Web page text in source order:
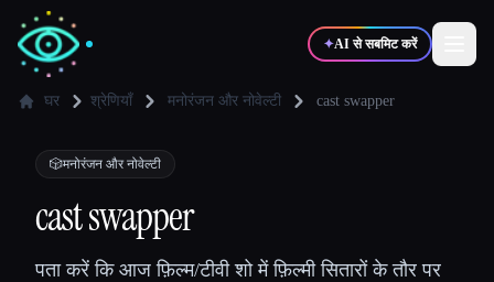
✦AI से सबमिट करें
✍️लेखक
💻
घर श्रेणियाँ मनोरंजन और नोवेल्टी cast swapper
🎲मनोरंजन और नोवेल्टी
cast swapper
पता करें कि आज फ़िल्म/टीवी शो में फ़िल्मी सितारों के तौर पर